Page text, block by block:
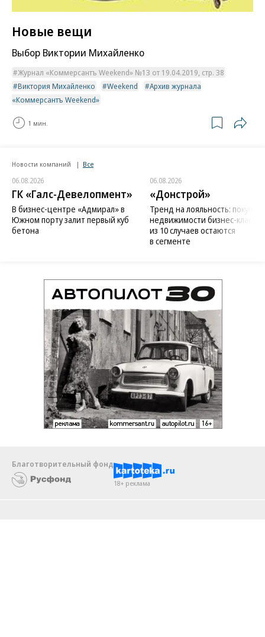
Новые вещи
Выбор Виктории Михайленко
Журнал «Коммерсантъ Weekend» №13 от 19.04.2019, стр. 38
Виктория Михайленко
Weekend
Архив журнала
«Коммерсантъ Weekend»
1 мин.
Новости компаний Все
06.08.2026
ГК «Галс-Девелопмент»
В бизнес-центре «Адмирал» в
Южном порту залит первый куб
бетона
06.08.2026
«Донстрой»
Тренд на лояльность:
недвижимости бизнес-класса
из 10 случаев остаются
в сегменте
Благотворительный фонд
18+ реклама